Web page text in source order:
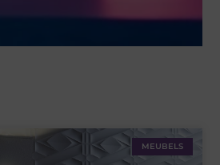
MEUBELS